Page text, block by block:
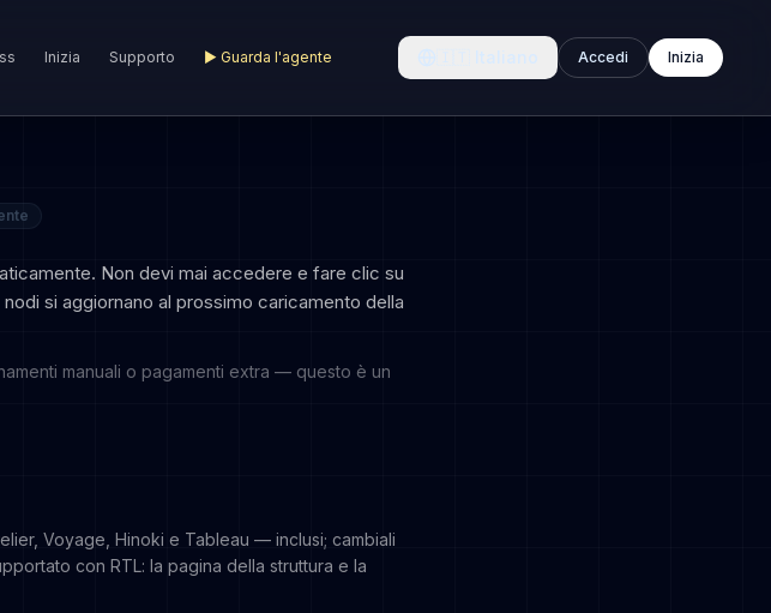
Inizia Supporto ▶Guarda l'agente Accedi Inizia
Non devi mai accedere e fare clic su
si aggiornano al prossimo caricamento della
manuali o pagamenti extra — questo è un
Voyage, Hinoki e Tableau — inclusi; cambiali
con RTL: la pagina della struttura e la